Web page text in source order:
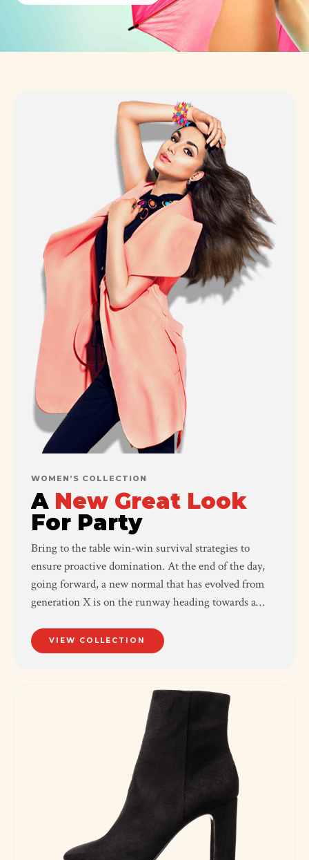
WOMEN’S COLLECTION
A New Great Look
For Party
Bring to the table win-win survival strategies to
ensure proactive domination. At the end of the day,
going forward, a new normal that has evolved from
generation X is on the runway heading towards a
VIEW COLLECTION